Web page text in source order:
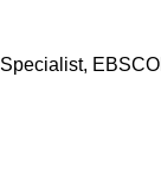
EBSCOl